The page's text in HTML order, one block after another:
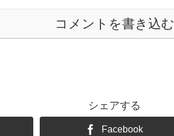
コメントを書き込む
シェアする
Facebook